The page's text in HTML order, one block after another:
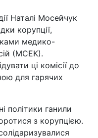
Наталі Мосейчук
корупції,
медико-
(МСЕК).
ці комісії до
для гарячих
політики ганили
з корупцією.